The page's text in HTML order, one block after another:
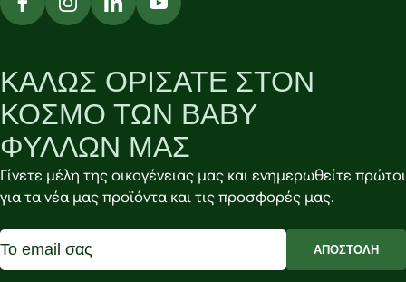
ΚΑΛΩΣ ΟΡΙΣΑΤΕ ΣΤΟΝ
ΚΟΣΜΟ ΤΩΝ BABY
ΦΥΛΛΩΝ ΜΑΣ
Γίνετε μέλη της οικογένειας μας και ενημερωθείτε πρώτοι
για τα νέα μας προϊόντα και τις προσφορές μας.
ΑΠΟΣΤΟΛΗ